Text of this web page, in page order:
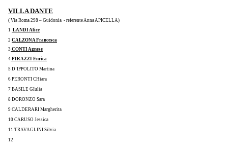
VILLA DANTE
( Via Roma 298 – Guidonia  - referente Anna APICELLA)
1 LANDI Alice
2 CALZONA Francesca
3 CONTI Agnese
4 PIRAZZI Enrica
5 D’IPPOLITO Martina
6 PERONTI CHiara
7 BASILE GIulia
8 DORONZO Sara
9 CALDERARI Margherita
10 CARUSO Jessica
11 TRAVAGLINI Silvia
12